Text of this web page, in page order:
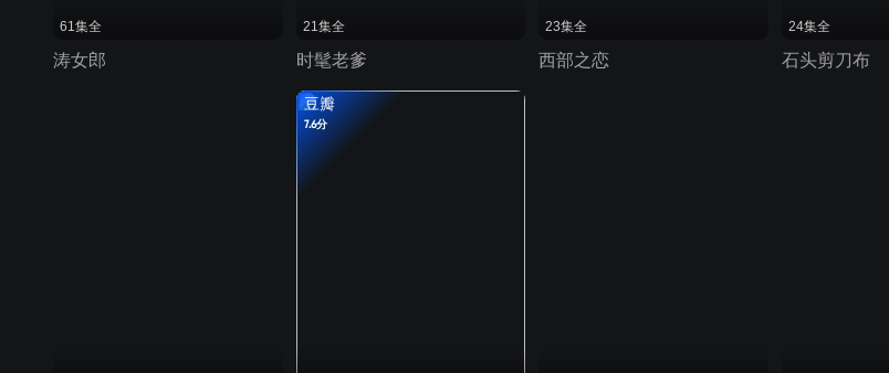
61集全
涛女郎
21集全
时髦老爹
23集全
西部之恋
24集全
石头剪刀布
豆瓣
7.6分